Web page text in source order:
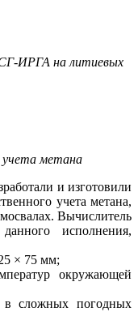
ИРГА на литиевых
метана
и изготовили
учета метана,
Вычислитель
исполнения,
× 75 мм;
окружающей
в сложных погодных